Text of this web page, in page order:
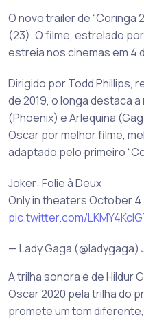
O novo trailer de “Coringa
(23). O filme, estrelado
estreia nos cinemas em 4
Dirigido por Todd Phillips,
de 2019, o longa destaca
(Phoenix) e Arlequina
Oscar por melhor filme,
adaptado pelo primeiro
Joker: Folie à Deux
Only in theaters October 4.
pic.twitter.com/
— Lady Gaga (@ladygaga)
A trilha sonora é de Hildur
Oscar 2020 pela trilha do
promete um tom